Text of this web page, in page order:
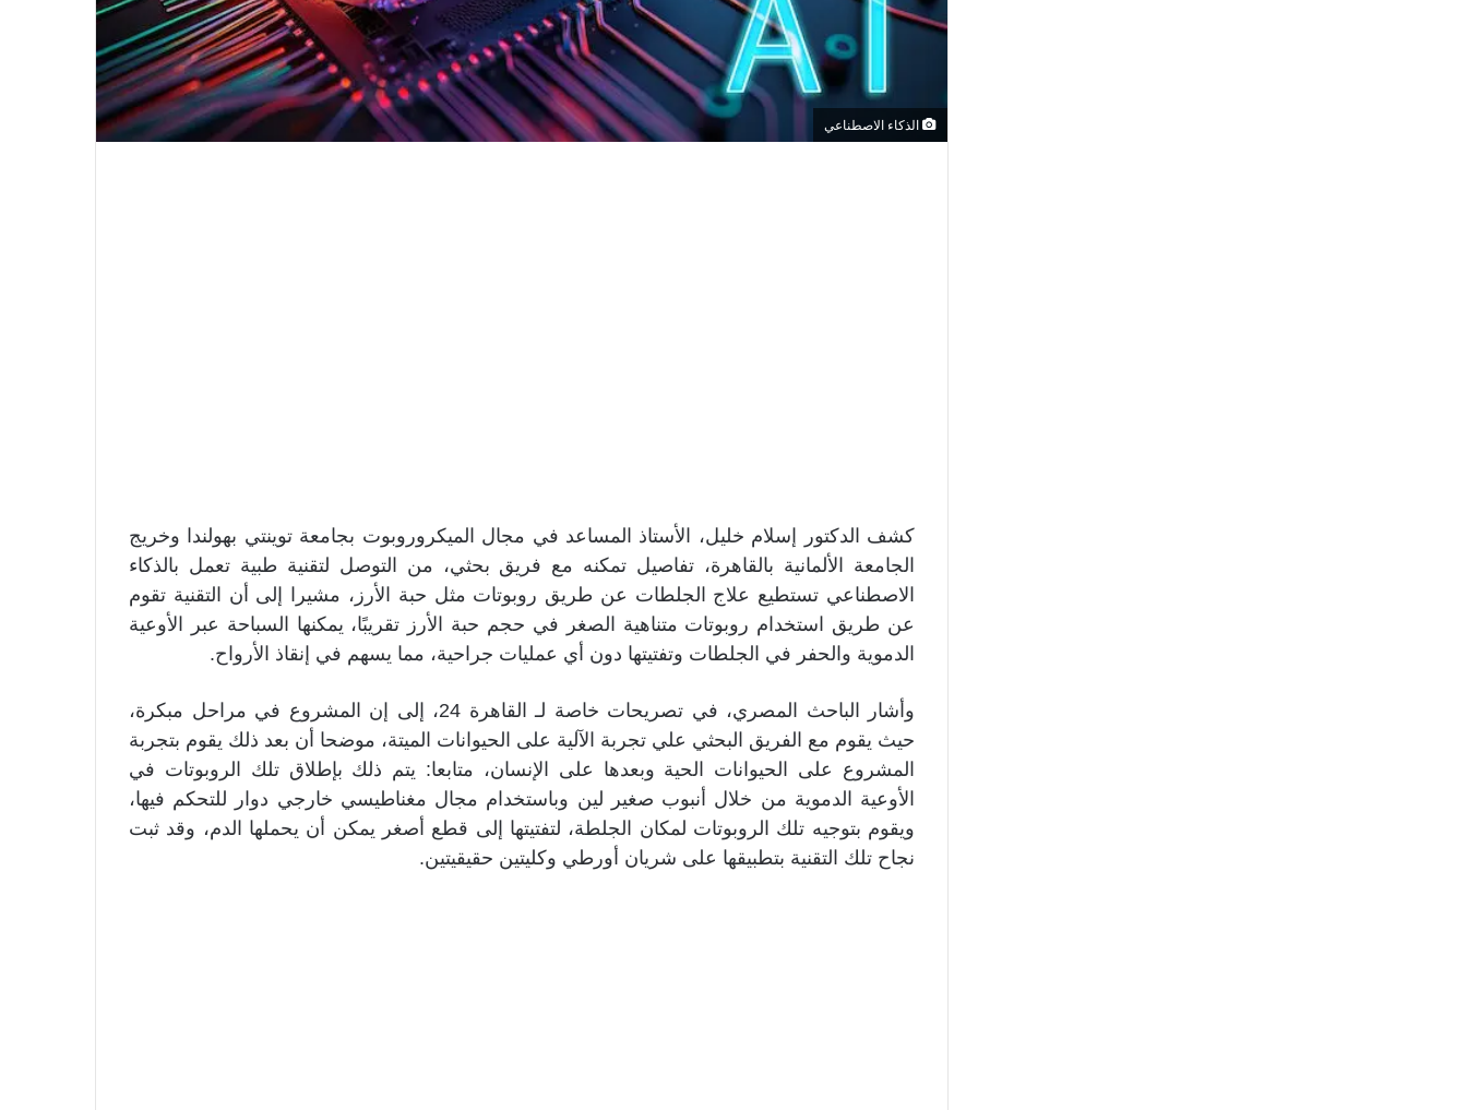
الذكاء الاصطناعي
كشف الدكتور إسلام خليل، الأستاذ المساعد في مجال الميكروروبوت بجامعة توينتي بهولندا وخريج
الجامعة الألمانية بالقاهرة، تفاصيل تمكنه مع فريق بحثي، من التوصل لتقنية طبية تعمل بالذكاء
الاصطناعي تستطيع علاج الجلطات عن طريق روبوتات مثل حبة الأرز، مشيرا إلى أن التقنية تقوم
عن طريق استخدام روبوتات متناهية الصغر في حجم حبة الأرز تقريبًا، يمكنها السباحة عبر الأوعية
الدموية والحفر في الجلطات وتفتيتها دون أي عمليات جراحية، مما يسهم في إنقاذ الأرواح.
وأشار الباحث المصري، في تصريحات خاصة لـ القاهرة 24، إلى إن المشروع في مراحل مبكرة،
حيث يقوم مع الفريق البحثي علي تجربة الآلية على الحيوانات الميتة، موضحا أن بعد ذلك يقوم بتجربة
المشروع على الحيوانات الحية وبعدها على الإنسان، متابعا: يتم ذلك بإطلاق تلك الروبوتات في
الأوعية الدموية من خلال أنبوب صغير لين وباستخدام مجال مغناطيسي خارجي دوار للتحكم فيها،
ويقوم بتوجيه تلك الروبوتات لمكان الجلطة، لتفتيتها إلى قطع أصغر يمكن أن يحملها الدم، وقد ثبت
نجاح تلك التقنية بتطبيقها على شريان أورطي وكليتين حقيقيتين.